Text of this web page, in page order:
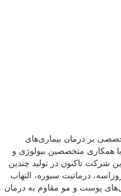
بر درمان بیماری‌های
همکاری متخصصین بیولوژی و
شرکت تاکنون در توليد چندین
درماتيت سبوره، التهاب
پوست و مو مقاوم به درمان